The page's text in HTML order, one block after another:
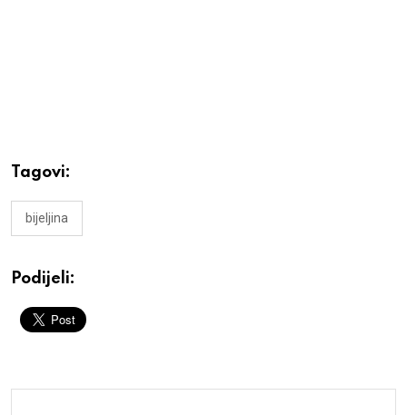
Tagovi:
bijeljina
Podijeli: